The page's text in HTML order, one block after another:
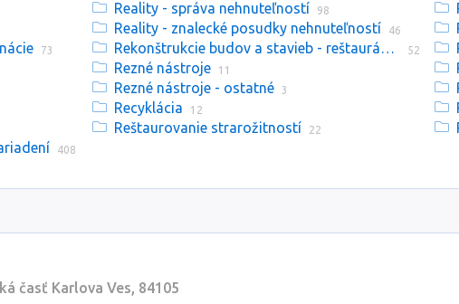
Reality - správa nehnuteľností 98
Reality - znalecké posudky nehnuteľností 46
73 Rekonštrukcie budov a stavieb - reštaurátori 52
Rezné nástroje 11
Rezné nástroje - ostatné 3
Recyklácia 12
Reštaurovanie strarožitností 22
408
časť Karlova Ves, 84105